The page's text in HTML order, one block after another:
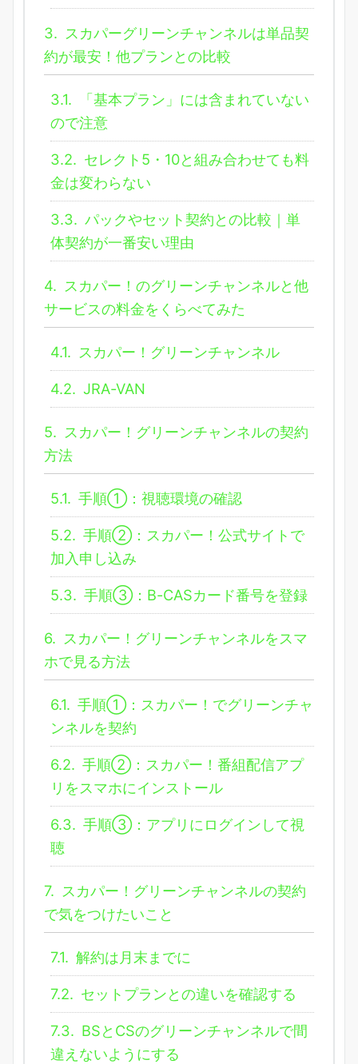
3. スカパーグリーンチャンネルは単品契
約が最安！他プランとの比較
3.1.
「基本プラン」には含まれていない
ので注意
3.2. セレクト5・10と組み合わせても料
金は変わらない
3.3. パックやセット契約との比較｜単
体契約が一番安い理由
4. スカパー！のグリーンチャンネルと他
サービスの料金をくらべてみた
4.1. スカパー！グリーンチャンネル
4.2. JRA-VAN
5. スカパー！グリーンチャンネルの契約
方法
5.1. 手順①：視聴環境の確認
5.2. 手順②：スカパー！公式サイトで
加入申し込み
5.3. 手順③：B-CASカード番号を登録
6. スカパー！グリーンチャンネルをスマ
ホで見る方法
6.1. 手順①：スカパー！でグリーンチャ
ンネルを契約
6.2. 手順②：スカパー！番組配信アプ
リをスマホにインストール
6.3. 手順③：アプリにログインして視
聴
7. スカパー！グリーンチャンネルの契約
で気をつけたいこと
7.1. 解約は月末までに
7.2. セットプランとの違いを確認する
7.3. BSとCSのグリーンチャンネルで間
違えないようにする